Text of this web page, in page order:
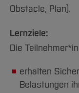
Obstacle, Plan).
Lernziele:
Die
erhalten
Belastungen